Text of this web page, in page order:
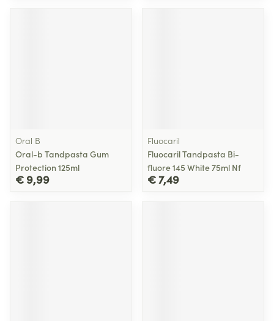
Oral B
Oral-b Tandpasta Gum
Protection 125ml
€ 9,99
Fluocaril
Fluocaril Tandpasta Bi-
fluore 145 White 75ml Nf
€ 7,49